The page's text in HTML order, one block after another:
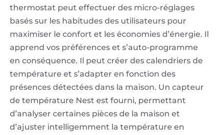
thermostat peut effectuer des micro-réglages
basés sur les habitudes des utilisateurs pour
maximiser le confort et les économies d’énergie. Il
apprend vos préférences et s’auto-programme
en conséquence. Il peut créer des calendriers de
température et s’adapter en fonction des
présences détectées dans la maison. Un capteur
de température Nest est fourni, permettant
d’analyser certaines pièces de la maison et
d’ajuster intelligemment la température en